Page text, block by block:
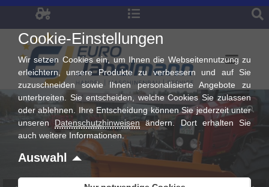
Zum
springenCookie-Einstellungen
Wir setzen Cookies ein, um Ihnen die Webseitennutzung zu
erleichtern, unsere Produkte zu verbessern und auf Sie
zuzuschneiden sowie Ihnen personalisierte Angebote zu
unterbreiten. Sie entscheiden, welche Cookies Sie zulassen
oder ablehnen. Ihre Entscheidung können Sie jederzeit unter
unseren Datenschutzhinweisenändern. Dort erhalten Sie
auch weitere Informationen.
Auswahl